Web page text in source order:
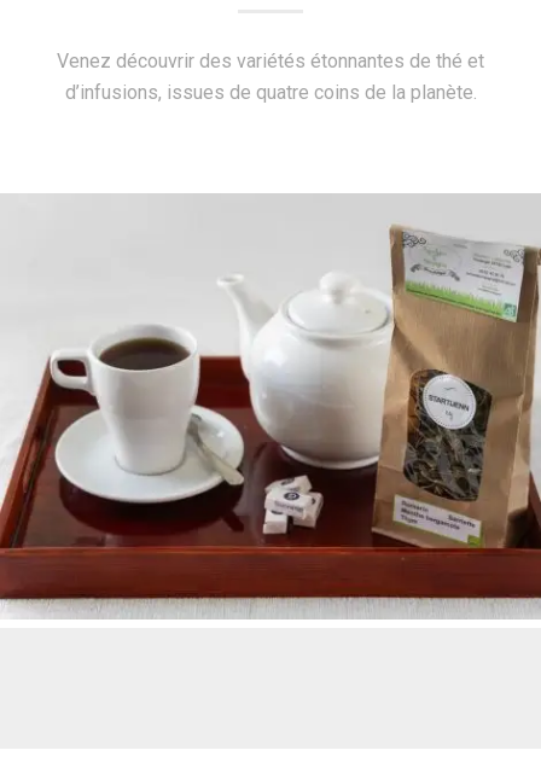
Venez découvrir des variétés étonnantes de thé et
d’infusions, issues de quatre coins de la planète.